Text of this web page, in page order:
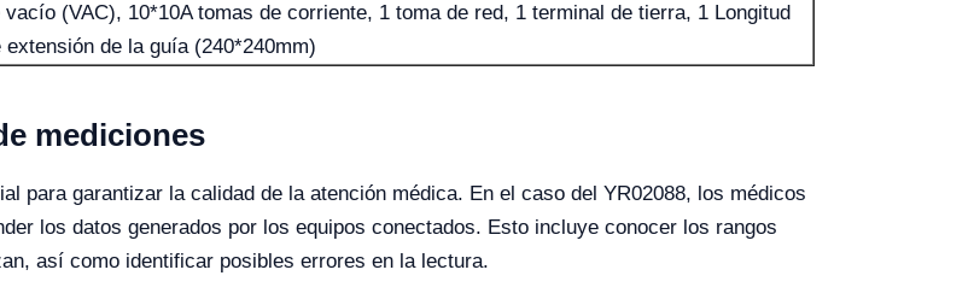
(VAC), 10*10A tomas de corriente, 1 toma de red, 1 terminal de tierra, 1 Longitud
de la guía (240*240mm)
mediciones
para garantizar la calidad de la atención médica. En el caso del YR02088, los médicos
los datos generados por los equipos conectados. Esto incluye conocer los rangos
así como identificar posibles errores en la lectura.